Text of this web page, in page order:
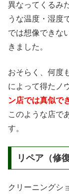
異なってくるみ
うな温度・湿度
では想像できな
きました。
おそらく、何度
によって得たノ
ン店では真似で
このような店で
す。
リペア（修
クリーニングシ